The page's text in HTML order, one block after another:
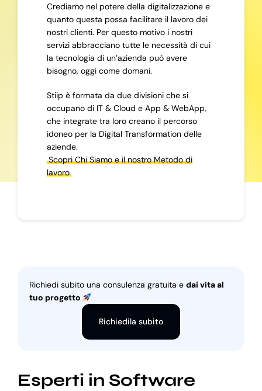
Crediamo nel potere della digitalizzazione e
quanto questa possa facilitare il lavoro dei
nostri clienti. Per questo motivo i nostri
servizi abbracciano tutte le necessità di cui
la tecnologia di un’azienda può avere
bisogno, oggi come domani.
Stiip è formata da due divisioni che si
occupano di IT & Cloud e App & WebApp,
che integrate tra loro creano il percorso
idoneo per la Digital Transformation delle
aziende.
Scopri Chi Siamo e il nostro Metodo di
lavoro
Richiedi subito una consulenza gratuita e dai vita al
tuo progetto
Richiedila subito
Esperti in Software